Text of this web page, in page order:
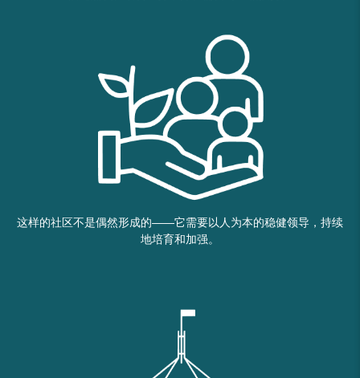
这样的社区不是偶然形成的——它需要以人为本的稳健领导，持续
地培育和加强。